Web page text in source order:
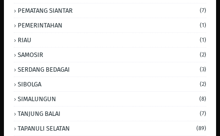
PEMATANG SIANTAR (7)
PEMERINTAHAN (1)
RIAU (1)
SAMOSIR (2)
SERDANG BEDAGAI (3)
SIBOLGA (2)
SIMALUNGUN (8)
TANJUNG BALAI (7)
TAPANULI SELATAN (89)